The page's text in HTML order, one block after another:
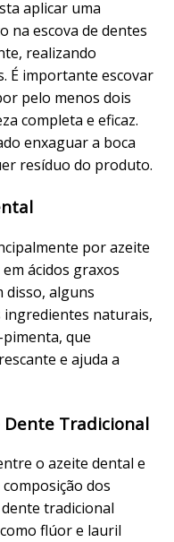
aplicar uma
na escova de dentes
realizando
É importante escovar
pelo menos dois
completa e eficaz.
enxaguar a boca
resíduo do produto.
por azeite
ácidos graxos
disso, alguns
naturais,
que
e ajuda a
Dente Tradicional
o azeite dental e
dos
tradicional
flúor e lauril